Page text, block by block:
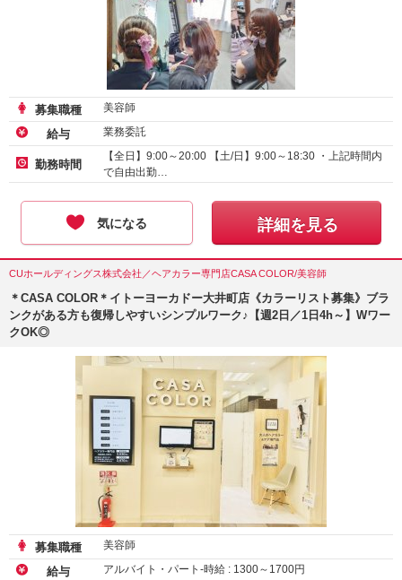
募集職種 美容師
給与 業務委託
勤務時間
【全日】9:00～20:00 【土/日】9:00～18:30 ・上記時間内
で自由出勤…
気になる 詳細を見る
CUホールディングス株式会社／ヘアカラー専門店CASA COLOR/美容師
＊CASA COLOR＊イトーヨーカドー大井町店《カラーリスト募集》ブラ
ンクがある方も復帰しやすいシンプルワーク♪【週2日／1日4h～】Wワー
クOK◎
募集職種 美容師
給与 アルバイト・パート-時給 : 1300～ 1700円